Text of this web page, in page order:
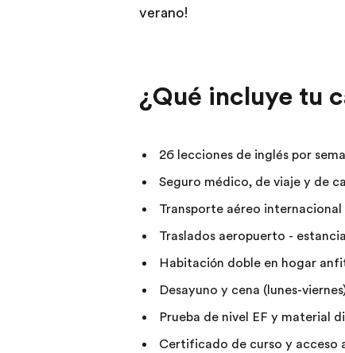
verano!
¿Qué incluye tu
26 lecciones de inglés por
Seguro médico, de viaje y de
Transporte aéreo internacional
Traslados aeropuerto -
Habitación doble en hogar
Desayuno y cena (lunes-
Prueba de nivel EF y material
Certificado de curso y acceso